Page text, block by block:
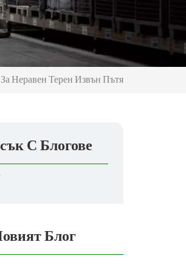
Неравен Терен Извън Пътя
С Блогове
Блог